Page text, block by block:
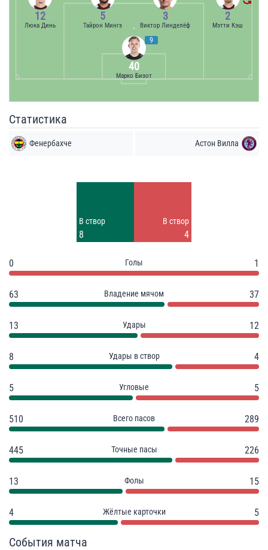
9
40
Марко Бизот
12
Люка Динь
5
Тайрон Мингз
3
Виктор Линделёф
2
Мэтти Кэш
Статистика
Фенербахче Астон Вилла
В створ
8
В створ
4
0 Голы 1
63 Владение мячом 37
13 Удары 12
8 Удары в створ 4
5 Угловые 5
510 Всего пасов 289
445 Точные пасы 226
13 Фолы 15
4 Жёлтые карточки 5
События матча